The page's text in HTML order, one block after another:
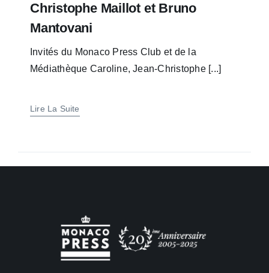
Christophe Maillot et Bruno
Mantovani
Invités du Monaco Press Club et de la
Médiathèque Caroline, Jean-Christophe [...]
Lire La Suite